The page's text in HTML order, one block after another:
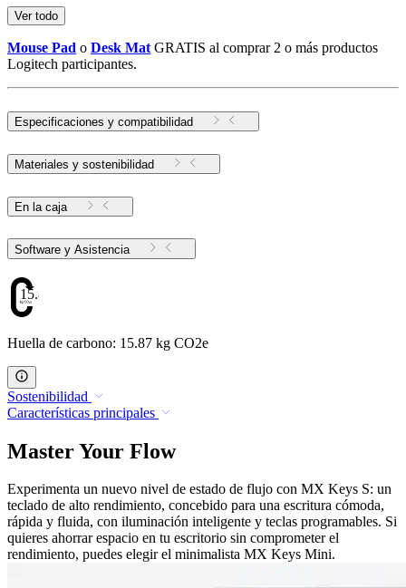
Ver todo
Mouse Pad o Desk Mat GRATIS al comprar 2 o más productos
Logitech participantes.
Especificaciones y compatibilidad
Materiales y sostenibilidad
En la caja
Software y Asistencia
15.87
Huella de carbono: 15.87 kg CO2e
Sostenibilidad
Características principales
Master Your Flow
Experimenta un nuevo nivel de estado de flujo con MX Keys S: un
teclado de alto rendimiento, concebido para una escritura cómoda,
rápida y fluida, con iluminación inteligente y teclas programables. Si
quieres ahorrar espacio en tu escritorio sin comprometer el
rendimiento, puedes elegir el minimalista MX Keys Mini.